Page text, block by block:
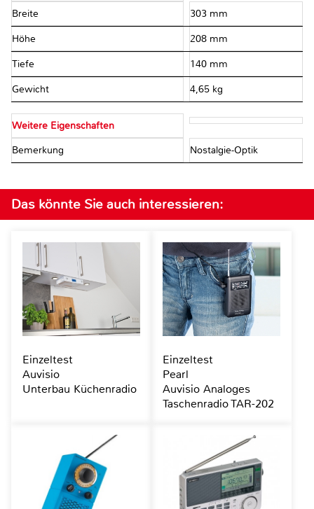
Breite 303 mm
Höhe 208 mm
Tiefe 140 mm
Gewicht 4,65 kg
Weitere Eigenschaften
Bemerkung Nostalgie-Optik
Das könnte Sie auch interessieren:
Einzeltest
Auvisio
Unterbau Küchenradio
Einzeltest
Pearl
Auvisio Analoges
Taschenradio TAR-202